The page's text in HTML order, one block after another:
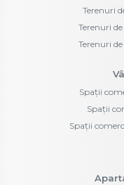
Terenuri
Terenuri
Terenuri
Spații
Spații
Spații